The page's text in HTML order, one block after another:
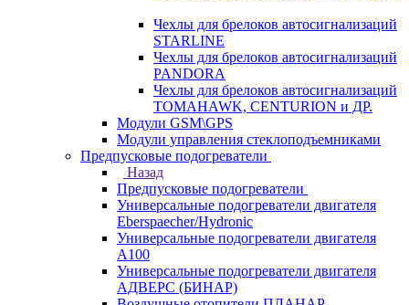
Чехлы для брелоков автосигнализаций
STARLINE
Чехлы для брелоков автосигнализаций
PANDORA
Чехлы для брелоков автосигнализаций
TOMAHAWK, CENTURION и ДР.
Модули GSM\GPS
Модули управления стеклоподъемниками
Предпусковые подогреватели
Назад
Предпусковые подогреватели
Универсальные подогреватели двигателя
Eberspaecher/Hydronic
Универсальные подогреватели двигателя
A100
Универсальные подогреватели двигателя
АДВЕРС (БИНАР)